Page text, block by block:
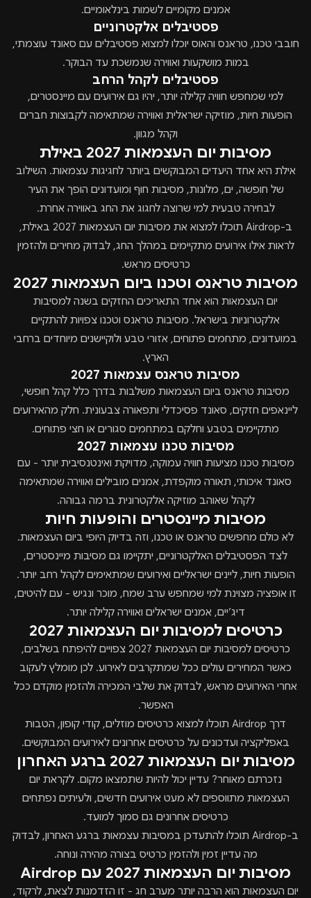
אמנים מקומיים לשמות בינלאומיים.
פסטיבלים אלקטרוניים
חובבי טכנו, טראנס והאוס יוכלו למצוא פסטיבלים עם סאונד עוצמתי,
במות מושקעות ואווירה שנמשכת עד הבוקר.
פסטיבלים לקהל הרחב
למי שמחפש חוויה קלילה יותר, יהיו גם אירועים עם מיינסטרים,
הופעות חיות, מוזיקה ישראלית ואווירה שמתאימה לקבוצות חברים
וקהל מגוון.
מסיבות יום העצמאות 2027 באילת
אילת היא אחד היעדים המבוקשים ביותר לחגיגות עצמאות. השילוב
של חופשה, ים, מלונות, מסיבות חוף ומועדונים הופך את העיר
לבחירה טבעית למי שרוצה לחגוג את החג באווירה אחרת.
ב-Airdrop תוכלו למצוא את מסיבות יום העצמאות 2027 באילת,
לראות אילו אירועים מתקיימים במהלך החג, לבדוק מחירים ולהזמין
כרטיסים מראש.
מסיבות טראנס וטכנו ביום העצמאות 2027
יום העצמאות הוא אחד התאריכים החזקים בשנה למסיבות
אלקטרוניות בישראל. מסיבות טראנס וטכנו צפויות להתקיים
במועדונים, מתחמים פתוחים, אזורי טבע ולוקיישנים מיוחדים ברחבי
הארץ.
מסיבות טראנס עצמאות 2027
מסיבות טראנס ביום העצמאות משלבות בדרך כלל קהל חופשי,
ליינאפים חזקים, סאונד פסיכדלי ותפאורה צבעונית. חלק מהאירועים
מתקיימים בטבע וחלקם במתחמים סגורים או חצי פתוחים.
מסיבות טכנו עצמאות 2027
מסיבות טכנו מציעות חוויה עמוקה, מדויקת ואינטנסיבית יותר - עם
סאונד איכותי, תאורה מוקפדת, אמנים מובילים ואווירה שמתאימה
לקהל שאוהב מוזיקה אלקטרונית ברמה גבוהה.
מסיבות מיינסטרים והופעות חיות
לא כולם מחפשים טראנס או טכנו, וזה בדיוק היופי ביום העצמאות.
לצד הפסטיבלים האלקטרוניים, יתקיימו גם מסיבות מיינסטרים,
הופעות חיות, ליינים ישראליים ואירועים שמתאימים לקהל רחב יותר.
זו אופציה מצוינת למי שמחפש ערב שמח, מוכר ונגיש - עם להיטים,
דיג’יים, אמנים ישראלים ואווירה קלילה יותר.
כרטיסים למסיבות יום העצמאות 2027
כרטיסים למסיבות יום העצמאות 2027 צפויים להיפתח בשלבים,
כאשר המחירים עולים ככל שמתקרבים לאירוע. לכן מומלץ לעקוב
אחרי האירועים מראש, לבדוק את שלבי המכירה ולהזמין מוקדם ככל
האפשר.
דרך Airdrop תוכלו למצוא כרטיסים מוזלים, קודי קופון, הטבות
באפליקציה ועדכונים על כרטיסים אחרונים לאירועים המבוקשים.
מסיבות יום העצמאות 2027 ברגע האחרון
נזכרתם מאוחר? עדיין יכול להיות שתמצאו מקום. לקראת יום
העצמאות מתווספים לא מעט אירועים חדשים, ולעיתים נפתחים
כרטיסים אחרונים גם סמוך למועד.
ב-Airdrop תוכלו להתעדכן במסיבות עצמאות ברגע האחרון, לבדוק
מה עדיין זמין ולהזמין כרטיס בצורה מהירה ונוחה.
מסיבות יום העצמאות 2027 עם Airdrop
יום העצמאות הוא הרבה יותר מערב חג - זו הזדמנות לצאת, לרקוד,